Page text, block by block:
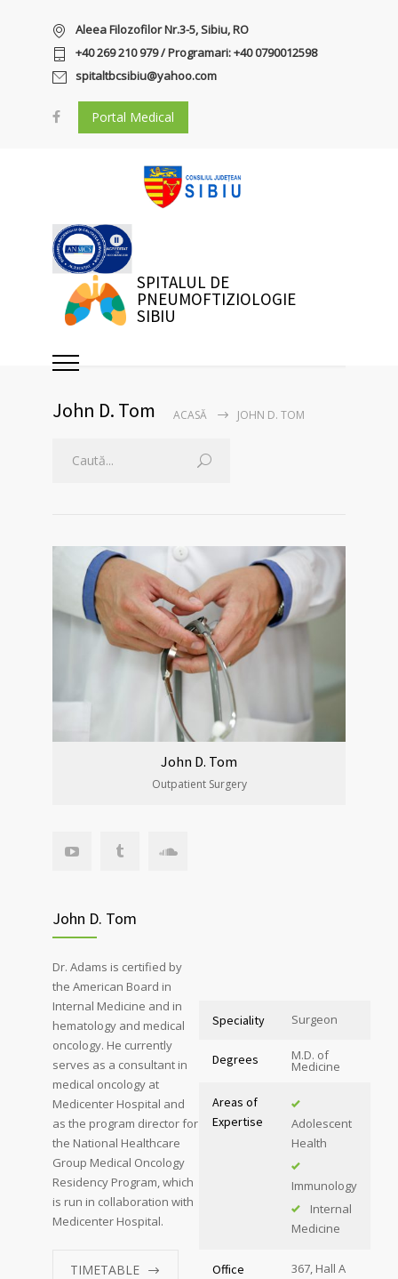
Aleea Filozofilor Nr.3-5, Sibiu, RO
+40 269 210 979 / Programari: +40 0790012598
spitaltbcsibiu@yahoo.com
Portal Medical
SPITALUL DE
PNEUMOFTIZIOLOGIE
SIBIU
John D. Tom ACASĂ JOHN D. TOM
John D. Tom
Outpatient Surgery
John D. Tom
Dr. Adams is certified by
the American Board in
Internal Medicine and in
hematology and medical
oncology. He currently
serves as a consultant in
medical oncology at
Medicenter Hospital and
as the program director for
the National Healthcare
Group Medical Oncology
Residency Program, which
is run in collaboration with
Medicenter Hospital.
TIMETABLE
Speciality Surgeon
Degrees M.D. of
Medicine
Areas of
Expertise
Adolescent
Health
Immunology
Internal
Medicine
Office 367, Hall A